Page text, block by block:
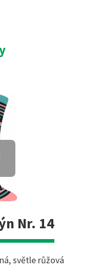
Nr. 14
světle růžová